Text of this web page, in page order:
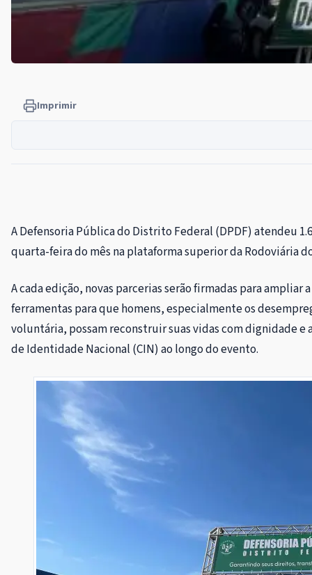
Imprimir
A Defensoria Pública do Distrito Federal (DPDF) atendeu
quarta-feira do mês na plataforma superior da Rodoviária
A cada edição, novas parcerias serão firmadas para
ferramentas para que homens, especialmente os
voluntária, possam reconstruir suas vidas com dignidade
de Identidade Nacional (CIN) ao longo do evento.